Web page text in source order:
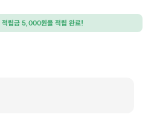
적립금 5,000원을 적립 완료!